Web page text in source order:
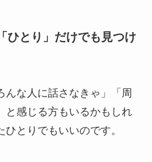
ひとり」だけでも見つけ
んな人に話さなきゃ」「周
と感じる方もいるかもしれ
とりでもいいのです。